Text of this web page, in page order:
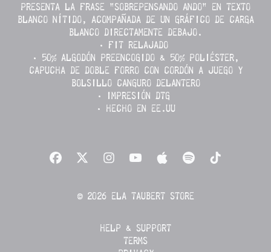
PRESENTA LA FRASE "SOBREPENSANDO ANDO" EN TEXTO
BLANCO NÍTIDO, ACOMPAÑADA DE UN GRÁFICO DE CARGA
BLANCO DIRECTAMENTE DEBAJO.
• FIT RELAJADO
• 50% ALGODÓN PREENCOGIDO & 50% POLIÉSTER,
CAPUCHA DE DOBLE FORRO CON CORDÓN A JUEGO Y
BOLSILLO CANGURO DELANTERO
• IMPRESIÓN DTG
• HECHO EN EE.UU
© 2026 ELA TAUBERT STORE
HELP & SUPPORT
TERMS